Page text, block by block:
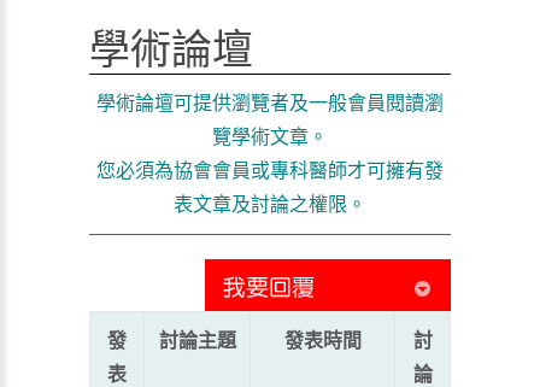
學術論壇
學術論壇可提供瀏覽者及一般會員閱讀瀏
覽學術文章。
您必須為協會會員或專科醫師才可擁有發
表文章及討論之權限。
發
表
討論主題 發表時間
討
論